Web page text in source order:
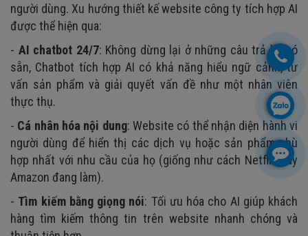
người dùng. Xu hướng thiết kế website công ty tích hợp AI
được thể hiện qua:
- AI chatbot 24/7: Không dừng lại ở những câu trả lời có
sẵn, Chatbot tích hợp AI có khả năng hiểu ngữ cảnh, tư
vấn sản phẩm và giải quyết vấn đề như một nhân viên
thực thụ.
- Cá nhân hóa nội dung: Website có thể nhận diện hành vi
người dùng để hiển thị các dịch vụ hoặc sản phẩm phù
hợp nhất với nhu cầu của họ (giống như cách Netflix hay
Amazon đang làm).
- Tìm kiếm bằng giọng nói: Tối ưu hóa cho AI giúp khách
hàng tìm kiếm thông tin trên website nhanh chóng và